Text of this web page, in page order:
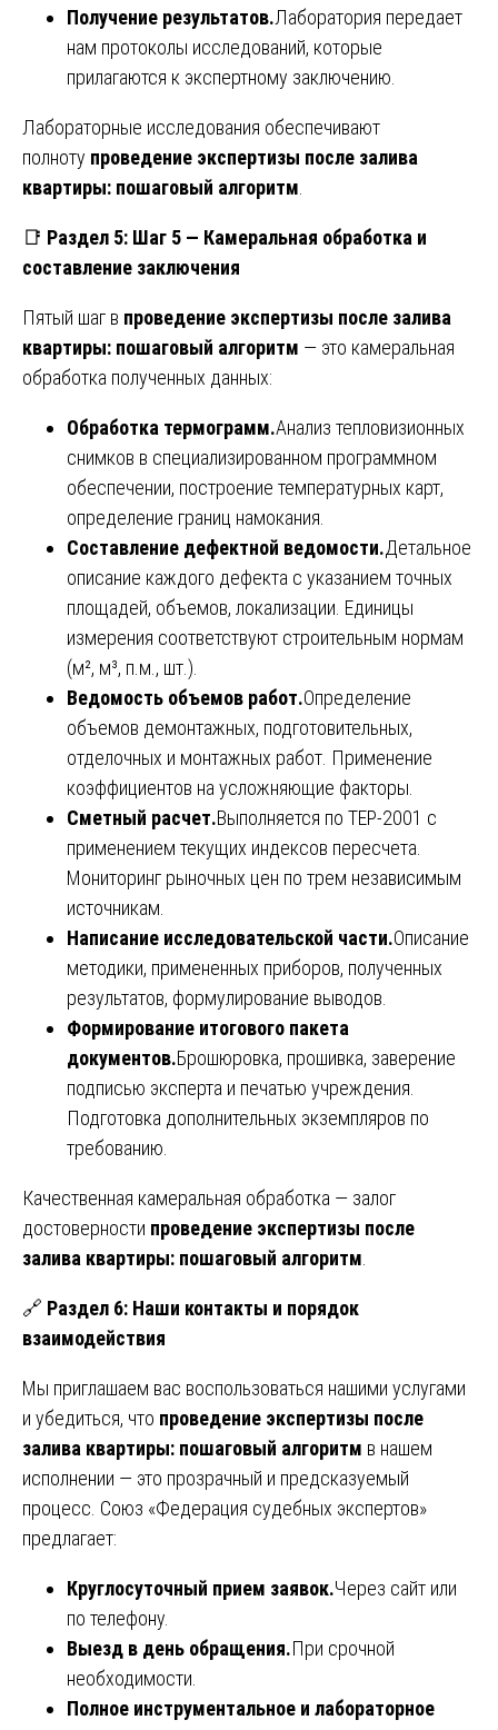
Получение результатов.Лаборатория передает
нам протоколы исследований, которые
прилагаются к экспертному заключению.
Лабораторные исследования обеспечивают
полноту проведение экспертизы после залива
квартиры: пошаговый алгоритм
📑 Раздел 5: Шаг 5 — Камеральная обработка и
составление заключения
Пятый шаг в проведение экспертизы после залива
квартиры: пошаговый алгоритм — это камеральная
обработка полученных данных:
Обработка термограмм.Анализ тепловизионных
снимков в специализированном программном
обеспечении, построение температурных карт,
определение границ намокания.
Составление дефектной ведомости.Детальное
описание каждого дефекта с указанием точных
площадей, объемов, локализации. Единицы
измерения соответствуют строительным нормам
(м², м³, п.м., шт.).
Ведомость объемов работ.Определение
объемов демонтажных, подготовительных,
отделочных и монтажных работ. Применение
коэффициентов на усложняющие факторы.
Сметный расчет.Выполняется по ТЕР-2001 с
применением текущих индексов пересчета.
Мониторинг рыночных цен по трем независимым
источникам.
Написание исследовательской части.Описание
методики, примененных приборов, полученных
результатов, формулирование выводов.
Формирование итогового пакета
документов.Брошюровка, прошивка, заверение
подписью эксперта и печатью учреждения.
Подготовка дополнительных экземпляров по
требованию.
Качественная камеральная обработка — залог
достоверности проведение экспертизы после
залива квартиры: пошаговый алгоритм
🔗 Раздел 6: Наши контакты и порядок
взаимодействия
Мы приглашаем вас воспользоваться нашими услугами
и убедиться, что проведение экспертизы после
залива квартиры: пошаговый алгоритм в нашем
исполнении — это прозрачный и предсказуемый
процесс. Союз «Федерация судебных экспертов»
предлагает:
Круглосуточный прием заявок.Через сайт или
по телефону.
Выезд в день обращения.При срочной
необходимости.
Полное инструментальное и лабораторное